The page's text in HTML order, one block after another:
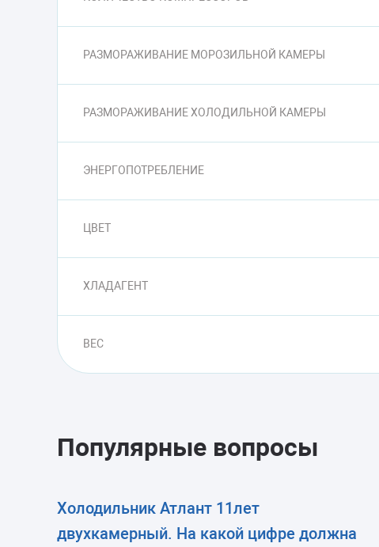
РАЗМОРАЖИВАНИЕ МОРОЗИЛЬНОЙ КАМЕРЫ
РАЗМОРАЖИВАНИЕ ХОЛОДИЛЬНОЙ КАМЕРЫ
ЭНЕРГОПОТРЕБЛЕНИЕ
ЦВЕТ
ХЛАДАГЕНТ
ВЕС
Популярные вопросы
Холодильник Атлант 11лет
двухкамерный. На какой цифре должна